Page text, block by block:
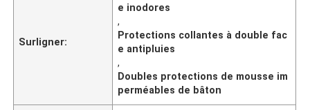
Surligner:
e inodores
,
Protections collantes à double fac
e antipluies
,
Doubles protections de mousse im
perméables de bâton